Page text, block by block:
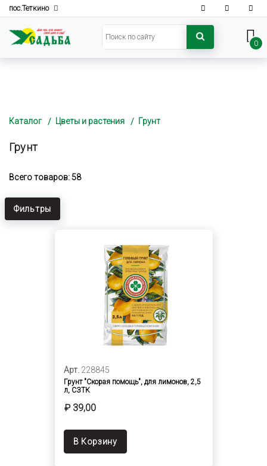
пос.Теткино
0
Каталог Цветы и растения Грунт
Грунт
Всего товаров: 58
Фильтры
Арт. 228845
Грунт "Скорая помощь", для лимонов, 2,5
л, СЗТК
₽ 39,00
В Корзину